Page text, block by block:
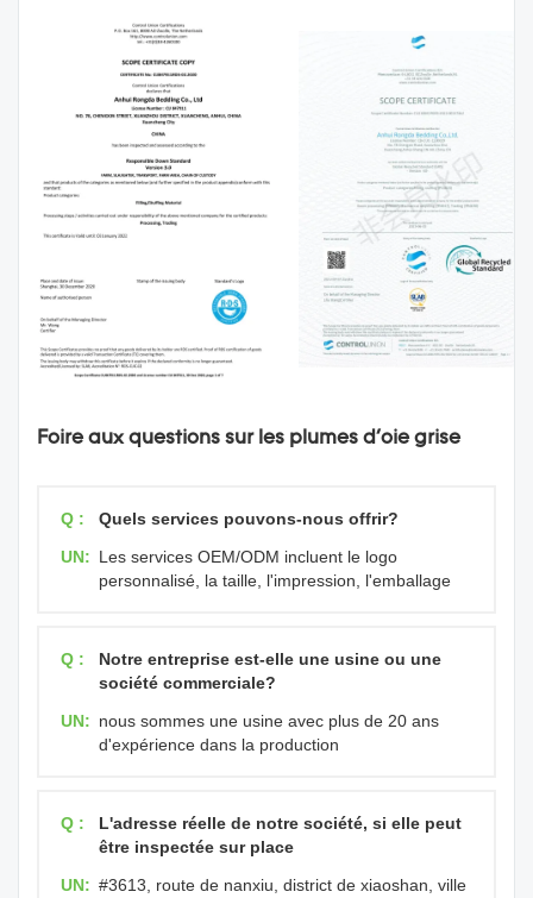
Foire aux questions sur les plumes d'oie grise
Q :
Quels services pouvons-nous offrir?
UN: Les services OEM/ODM incluent le logo
personnalisé, la taille, l'impression, l'emballage
Q :
Notre entreprise est-elle une usine ou une
société commerciale?
UN: nous sommes une usine avec plus de 20 ans
d'expérience dans la production
Q :
L'adresse réelle de notre société, si elle peut
être inspectée sur place
UN: #3613, route de nanxiu, district de xiaoshan, ville